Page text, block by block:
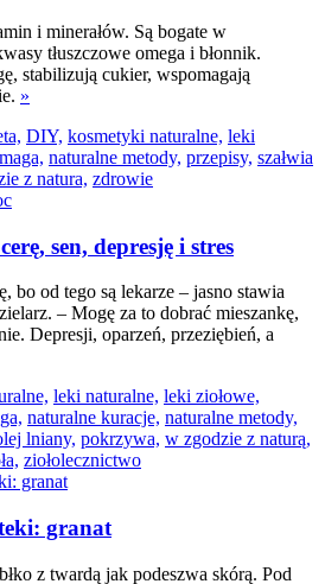
i minerałów. Są bogate w
tłuszczowe omega i błonnik.
stabilizują cukier, wspomagają
»
DIY, kosmetyki naturalne, leki
naturalne metody, przepisy, szałwia
z natura, zdrowie
sen, depresję i stres
bo od tego są lekarze – jasno stawia
– Mogę za to dobrać mieszankę,
Depresji, oparzeń, przeziębień, a
leki naturalne, leki ziołowe,
naturalne kuracje, naturalne metody,
lniany, pokrzywa, w zgodzie z naturą,
ziołolecznictwo
granat
z twardą jak podeszwa skórą. Pod